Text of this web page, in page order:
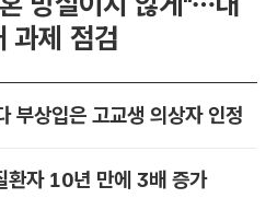
과제 점검
부상입은 고교생 의상자 인정
환자 10년 만에 3배 증가